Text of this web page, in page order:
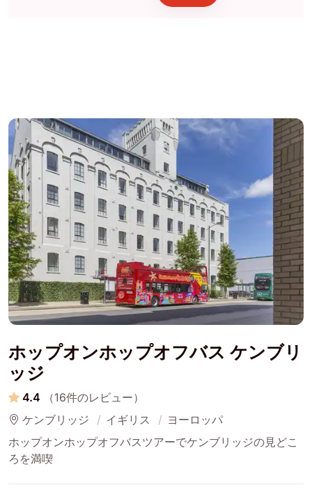
ホップオンホップオフバス ケンブリ
ッジ
4.4
（16件のレビュー）
ケンブリッジ
イギリス
ヨーロッパ
ホップオンホップオフバスツアーでケンブリッジの見どこ
ろを満喫